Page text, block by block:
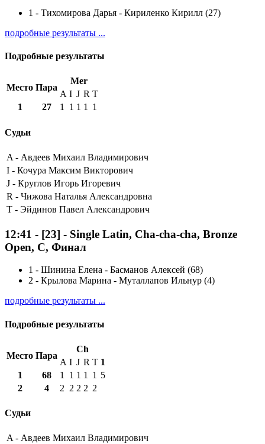
1 - Тихомирова Дарья - Кириленко Кирилл (27)
подробные результаты ...
Подробные результаты
Место Пара
Mer
A I J R T
1
27 1 1 1 1 1
Судьи
A - Авдеев Михаил Владимирович
I - Кочура Максим Викторович
J - Круглов Игорь Игоревич
R - Чижова Наталья Александровна
T - Эйдинов Павел Александрович
12:41 - [23] - Single Latin, Cha-cha-cha, Bronze
Open, C, Финал
1 - Шинина Елена - Басманов Алексей (68)
2 - Крылова Марина - Муталлапов Ильнур (4)
подробные результаты ...
Подробные результаты
Место Пара
Ch
A I J R T 1
1
68 1 1 1 1 1 5
2
4 2 2 2 2 2
Судьи
A - Авдеев Михаил Владимирович